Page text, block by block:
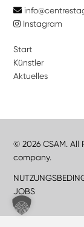
Instagram
Start
Künstler
Aktuelles
© 2026 CSAM. All
company.
JOBS